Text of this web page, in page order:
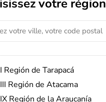
votre région
I Región de Tarapacá
III Región de Atacama
IX Región de la Araucanía